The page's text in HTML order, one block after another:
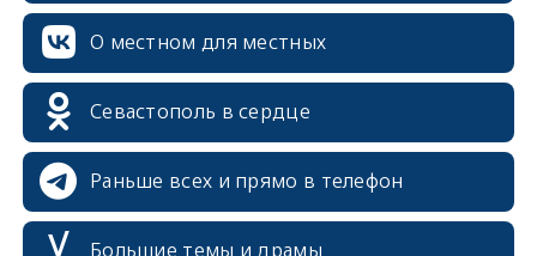
О местном для местных
Севастополь в сердце
Раньше всех и прямо в телефон
Большие темы и драмы